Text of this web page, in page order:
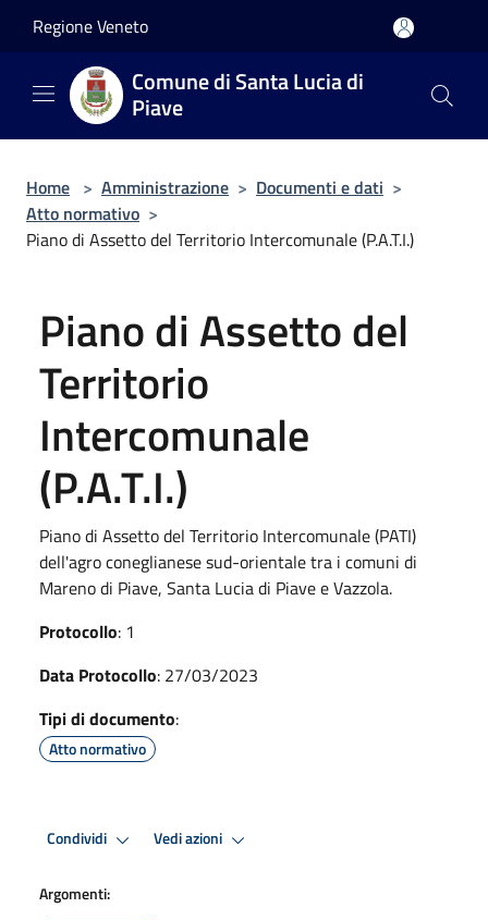
Regione Veneto
Comune di Santa Lucia di
Piave
Home > Amministrazione > Documenti e dati >
Atto normativo >
Piano di Assetto del Territorio Intercomunale (P.A.T.I.)
Piano di Assetto del
Territorio
Intercomunale
(P.A.T.I.)
Piano di Assetto del Territorio Intercomunale (PATI)
dell'agro coneglianese sud-orientale tra i comuni di
Mareno di Piave, Santa Lucia di Piave e Vazzola.
Protocollo: 1
Data Protocollo: 27/03/2023
Tipi di documento:
Atto normativo
Condividi Vedi azioni
Argomenti: